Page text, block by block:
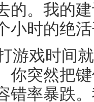
的。我的
小时的绝
游戏时间
你突然把
错率暴跌